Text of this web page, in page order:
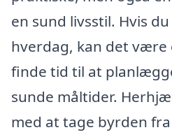
en sund livsstil. Hvis
hverdag, kan det
finde tid til at
sunde måltider.
med at tage byrden